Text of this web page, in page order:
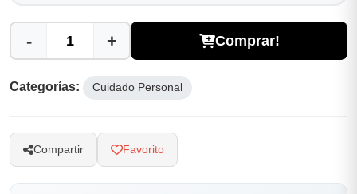
- + Comprar!
Categorías: Cuidado Personal
Compartir Favorito